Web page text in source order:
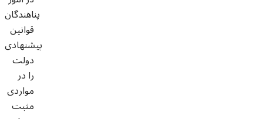
پناهندگان
قوانین
پیشنهادی
دولت
را در
مواردی
مثبت